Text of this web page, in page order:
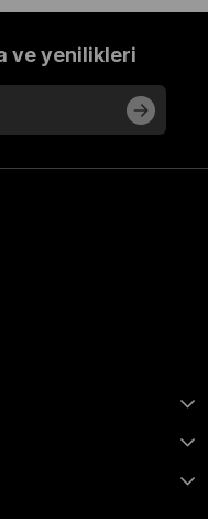
ve yenilikleri